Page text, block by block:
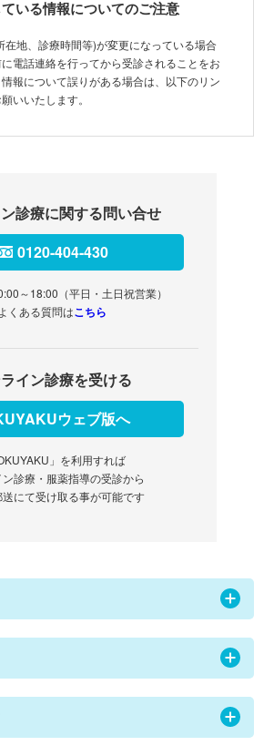
いる情報についてのご注意
在地、診療時間等)が変更になっている場合
電話連絡を行ってから受診されることをお
報について誤りがある場合は、以下のリン
いいたします。
診療に関する問い合せ
0120-404-430
～18:00（平日・土日祝営業）
よくある質問はこちら
イン診療を受ける
ウェブ版へ
」を利用すれば
診療・服薬指導の受診から
送にて受け取る事が可能です